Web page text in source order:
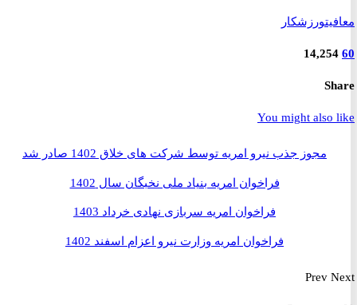
ورزشکار
You might
مجوز جذب نیرو امریه توسط شرکت های خلاق 1402 صادر شد
فراخوان امریه بنیاد ملی نخبگان سال 1402
فراخوان امریه سربازی نهادی خرداد 1403
فراخوان امریه وزارت نیرو اعزام اسفند 1402
Prev